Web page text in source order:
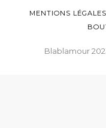
Blablamour
MENTIONS LÉGALES